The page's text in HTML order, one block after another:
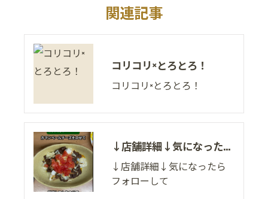
関連記事
コリコリ×とろとろ！
コリコリ×とろとろ！
↓店舗詳細↓気になったらフォローして
↓店舗詳細↓気になったら
フォローして